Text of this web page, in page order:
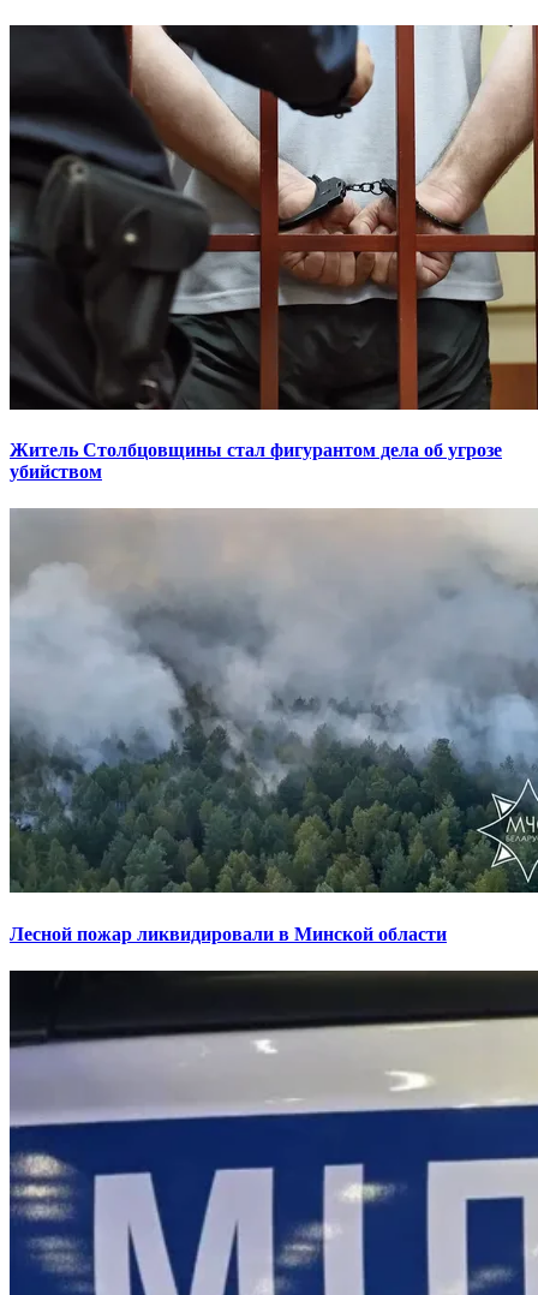
Житель Столбцовщины стал фигурантом дела об угрозе
убийством
Лесной пожар ликвидировали в Минской области